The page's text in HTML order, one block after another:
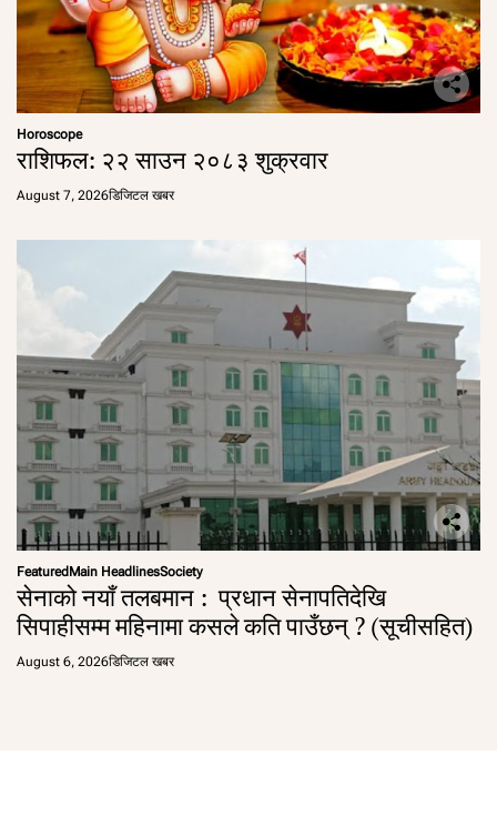
Horoscope
राशिफल: २२ साउन २०८३ शुक्रवार
August 7, 2026डिजिटल खबर
Featured Main HeadlinesSociety
सेनाको नयाँ तलबमान : प्रधान सेनापतिदेखि
सिपाहीसम्म महिनामा कसले कति पाउँछन् ? (सूचीसहित)
August 6, 2026डिजिटल खबर